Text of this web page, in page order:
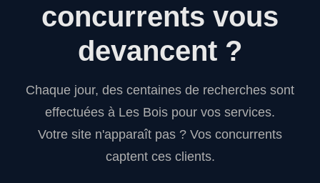
concurrents vous
devancent ?
Chaque jour, des centaines de recherches sont
effectuées à Les Bois pour vos services.
Votre site n'apparaît pas ? Vos concurrents
captent ces clients.